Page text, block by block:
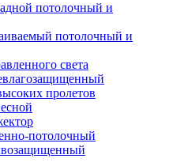
потолочный и
потолочный и
света
пролетов
потолочный